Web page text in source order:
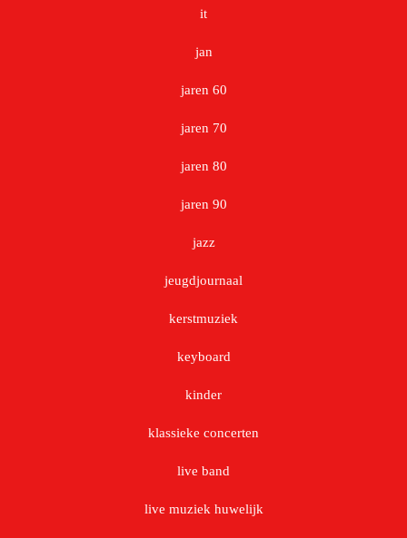
it
jan
jaren 60
jaren 70
jaren 80
jaren 90
jazz
jeugdjournaal
kerstmuziek
keyboard
kinder
klassieke concerten
live band
live muziek huwelijk